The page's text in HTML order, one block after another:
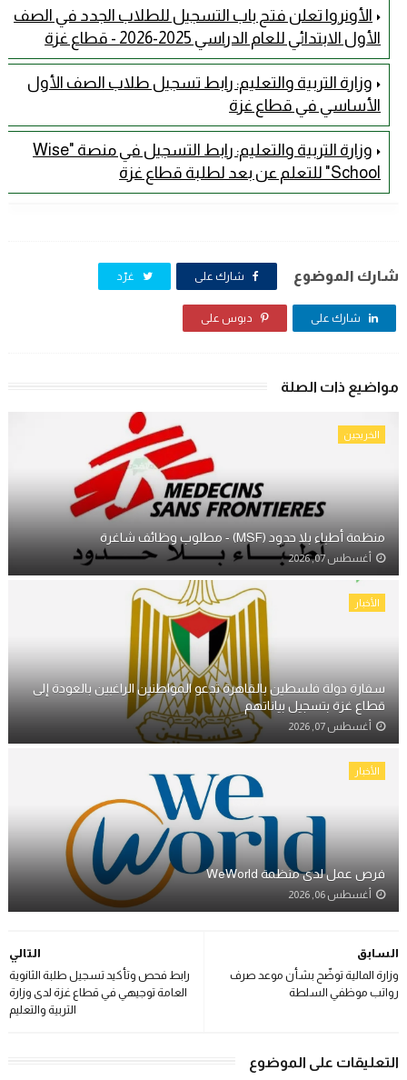
الأونروا تعلن فتح باب التسجيل للطلاب الجدد في الصف
الأول الابتدائي للعام الدراسي 2025-2026 - قطاع غزة
وزارة التربية والتعليم: رابط تسجيل طلاب الصف الأول
الأساسي في قطاع غزة
وزارة التربية والتعليم: رابط التسجيل في منصة "Wise
School" للتعلم عن بعد لطلبة قطاع غزة
شارك الموضوع شارك على غرّد
شارك على دبوس على
مواضيع ذات الصلة
الخريجين
منظمة أطباء بلا حدود (MSF) - مطلوب وظائف شاغرة
أغسطس 07, 2026
الأخبار
سفارة دولة فلسطين بالقاهرة تدعو المواطنين الراغبين بالعودة إلى
قطاع غزة بتسجيل بياناتهم
أغسطس 07, 2026
الأخبار
فرص عمل لدى منظمة WeWorld
أغسطس 06, 2026
التالي
رابط فحص وتأكيد تسجيل طلبة الثانوية
العامة توجيهي في قطاع غزة لدى وزارة
التربية والتعليم
السابق
وزارة المالية توضّح بشأن موعد صرف
رواتب موظفي السلطة
التعليقات على الموضوع